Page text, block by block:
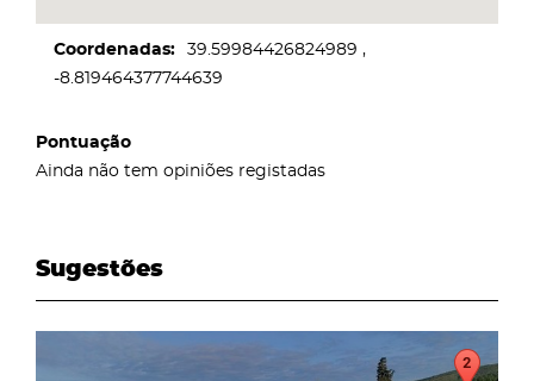
Coordenadas
39.59984426824989
-8.819464377744639
Pontuação
Ainda não tem opiniões registadas
Sugestões